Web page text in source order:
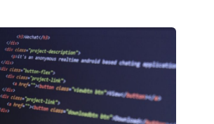
ПОЛЕЗНЫХ
ИНСТРУМЕНТОВ
ДЛЯ
РАБОТЫ